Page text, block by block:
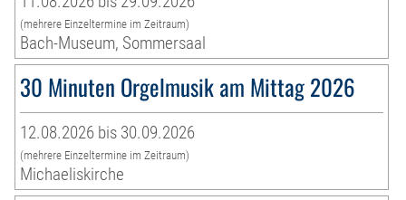
(mehrere Einzeltermine im Zeitraum)
Bach-Museum, Sommersaal
30 Minuten Orgelmusik am Mittag 2026
12.08.2026 bis 30.09.2026
(mehrere Einzeltermine im Zeitraum)
Michaeliskirche